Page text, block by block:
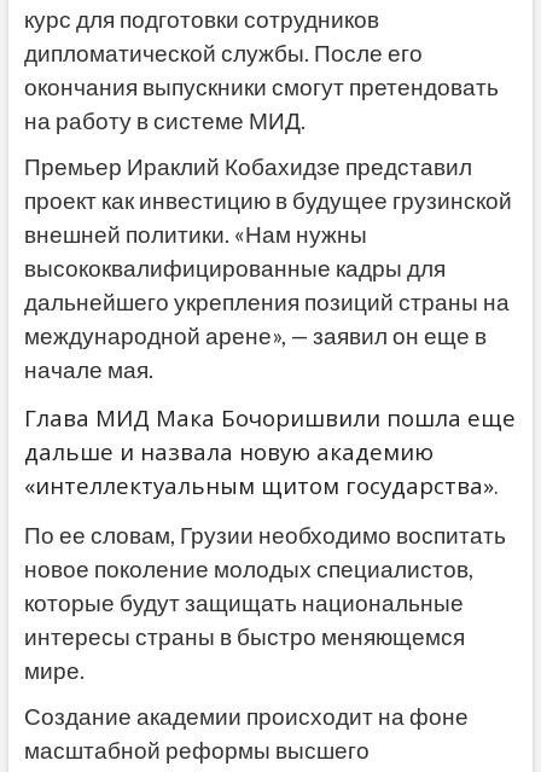
курс для подготовки сотрудников
дипломатической службы. После его
окончания выпускники смогут претендовать
на работу в системе МИД.
Премьер Ираклий Кобахидзе представил
проект как инвестицию в будущее грузинской
внешней политики. «Нам нужны
высококвалифицированные кадры для
дальнейшего укрепления позиций страны на
международной арене», — заявил он еще в
начале мая.
Глава МИД Мака Бочоришвили пошла еще
дальше и назвала новую академию
«интеллектуальным щитом государства».
По ее словам, Грузии необходимо воспитать
новое поколение молодых специалистов,
которые будут защищать национальные
интересы страны в быстро меняющемся
мире.
Создание академии происходит на фоне
масштабной реформы высшего